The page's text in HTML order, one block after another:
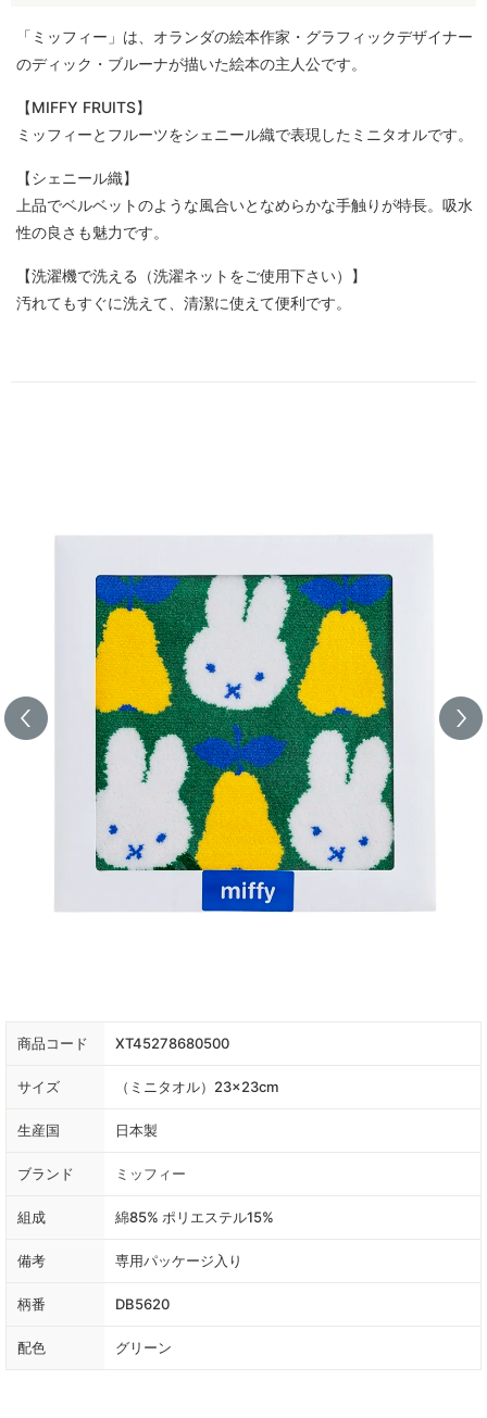
「ミッフィー」は、オランダの絵本作家・グラフィックデザイナー
のディック・ブルーナが描いた絵本の主人公です。
【MIFFY FRUITS】
ミッフィーとフルーツをシェニール織で表現したミニタオルです。
【シェニール織】
上品でベルベットのような風合いとなめらかな手触りが特長。吸水
性の良さも魅力です。
【洗濯機で洗える（洗濯ネットをご使用下さい）】
汚れてもすぐに洗えて、清潔に使えて便利です。
商品コード XT45278680500
サイズ （ミニタオル）23×23cm
生産国 日本製
ブランド ミッフィー
組成 綿85% ポリエステル15%
備考 専用パッケージ入り
柄番 DB5620
配色 グリーン